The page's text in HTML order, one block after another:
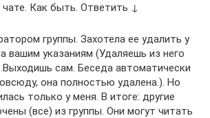
чате. Как быть. Ответить ↓
группы. Захотела ее удалить у
вашим указаниям (Удаляешь из него
сам. Беседа автоматически
она полностью удалена.). Но
только у меня. В итоге: другие
(все) из группы. Они могут читать